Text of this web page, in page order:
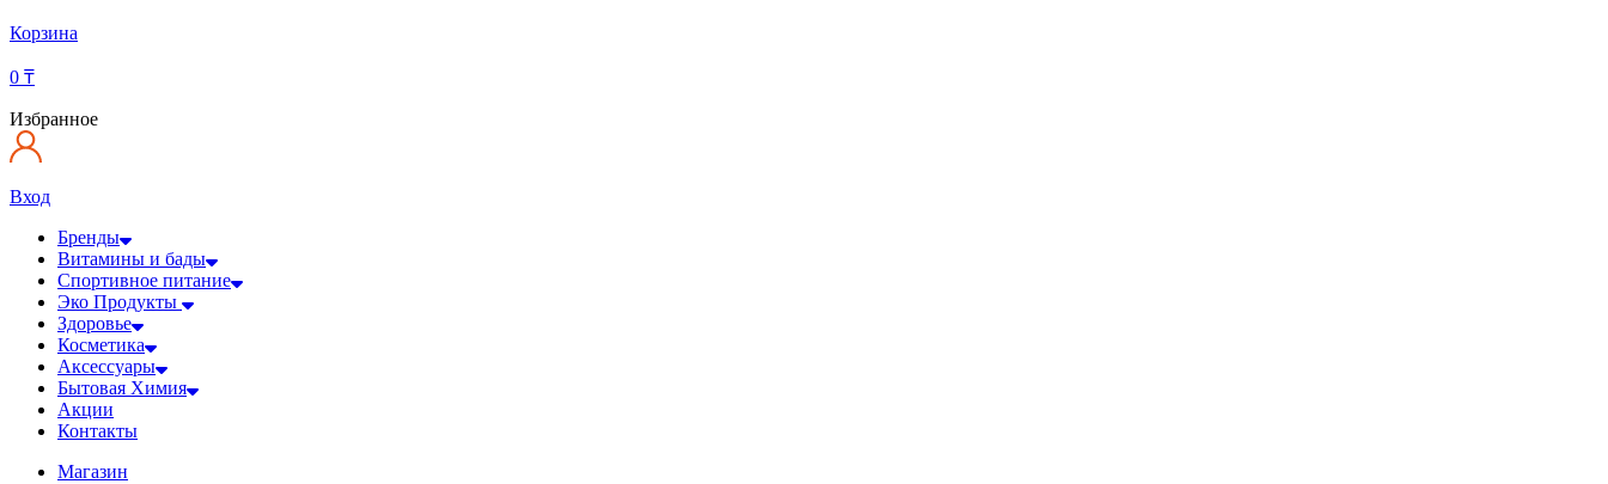
Корзина
0 ₸
Избранное
Вход
Бренды
Витамины и бады
Спортивное питание
Эко Продукты
Здоровье
Косметика
Аксессуары
Бытовая Химия
Акции
Контакты
Магазин